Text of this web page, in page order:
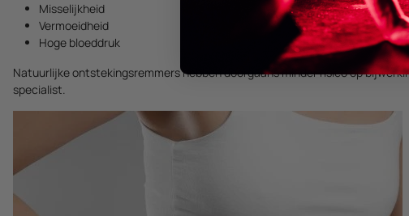
Misselijkheid
Vermoeidheid
Hoge bloeddruk
Natuurlijke ontstekingsremmers hebben doorgaans minder risico op
specialist.